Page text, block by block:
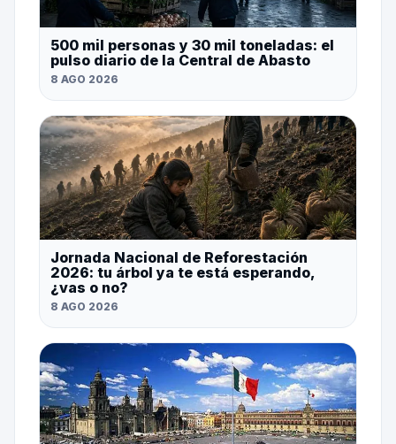
500 mil personas y 30 mil toneladas: el
pulso diario de la Central de Abasto
8 AGO 2026
Jornada Nacional de Reforestación
2026: tu árbol ya te está esperando,
¿vas o no?
8 AGO 2026